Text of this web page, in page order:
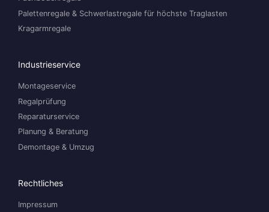
Palettenregale & Schwerlastregale für höchste Traglasten
Kragarmregale
Industrieservice
Montageservice
Regalprüfung
Reparaturservice
Planung & Beratung
Demontage & Umzug
Rechtliches
Impressum